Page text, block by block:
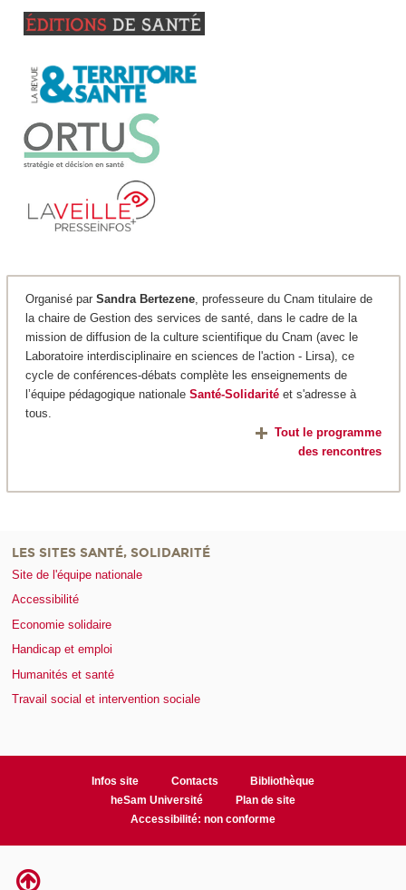
Organisé par Sandra Bertezene, professeure du Cnam titulaire de
la chaire de Gestion des services de santé, dans le cadre de la
mission de diffusion de la culture scientifique du Cnam (avec le
Laboratoire interdisciplinaire en sciences de l'action - Lirsa), ce
cycle de conférences-débats complète les enseignements de
l’équipe pédagogique nationale Santé-Solidaritéet s'adresse à
tous.
Tout le programme
des rencontres
LES SITES SANTÉ, SOLIDARITÉ
Site de l'équipe nationale
Accessibilité
Economie solidaire
Handicap et emploi
Humanités et santé
Travail social et intervention sociale
Infos site Contacts
Bibliothèque
heSam Université
Plan de site
Accessibilité: non conforme